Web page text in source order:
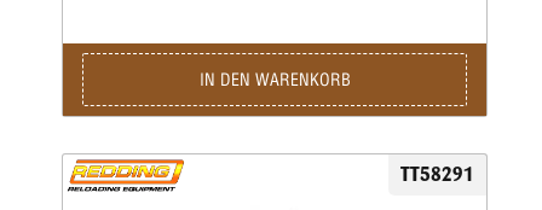
in der „Pro-Serie” nur für das Setzen des Geschosses, nicht
für das anschließende Crimpen, ausgelegt. Für das Bördeln
wiederum enthält der Matrizensatz die Redding-
Profilcrimpmatrize (P) oder Taper Crimp-Matrizen (T).
IN DEN WARENKORB
TT58291